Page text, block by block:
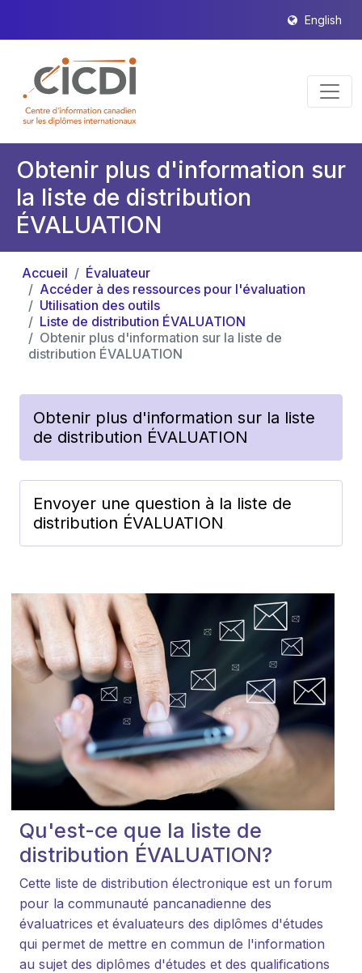
English
Obtenir plus d'information sur
la liste de distribution
ÉVALUATION
Accueil
Évaluateur
Accéder à des ressources pour l'évaluation
Utilisation des outils
Liste de distribution ÉVALUATION
Obtenir plus d'information sur la liste de
distribution ÉVALUATION
Obtenir plus d'information sur la liste
de distribution ÉVALUATION
Envoyer une question à la liste de
distribution ÉVALUATION
Qu'est-ce que la liste de
distribution ÉVALUATION?
Cette liste de distribution électronique est un forum
pour la communauté pancanadienne des
évaluatrices et évaluateurs des diplômes d'études
qui permet de mettre en commun de l'information
au sujet des diplômes d'études et des qualifications